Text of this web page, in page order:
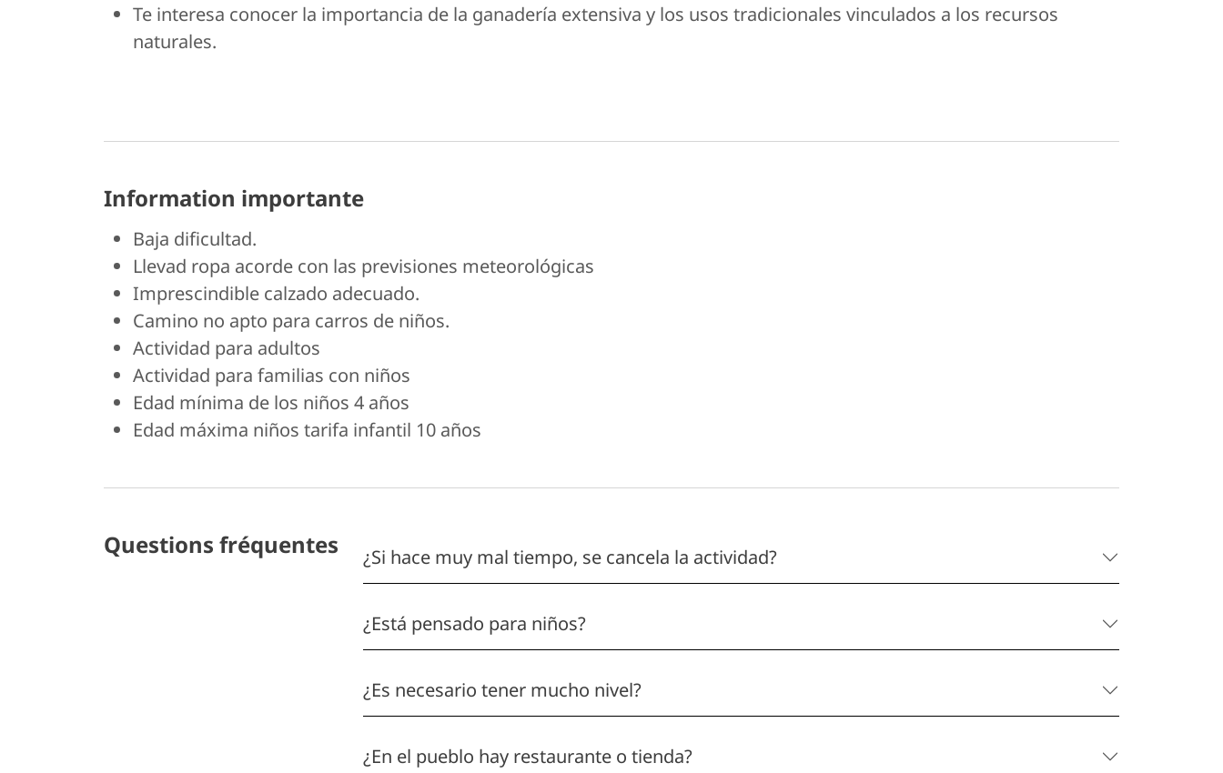
Te interesa conocer la importancia de la ganadería extensiva y los usos tradicionales vinculados a los recursos
naturales.
Information importante
Baja dificultad.
Llevad ropa acorde con las previsiones meteorológicas
Imprescindible calzado adecuado.
Camino no apto para carros de niños.
Actividad para adultos
Actividad para familias con niños
Edad mínima de los niños 4 años
Edad máxima niños tarifa infantil 10 años
Questions fréquentes ¿Si hace muy mal tiempo, se cancela la actividad?
¿Está pensado para niños?
¿Es necesario tener mucho nivel?
¿En el pueblo hay restaurante o tienda?